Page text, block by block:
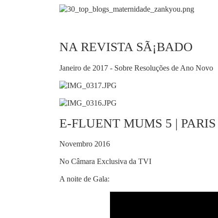
NA REVISTA SÃ¡BADO
Janeiro de 2017 - Sobre Resoluções de Ano Novo
E-FLUENT MUMS 5 | PARIS
Novembro 2016
No Câmara Exclusiva da TVI
A noite de Gala: